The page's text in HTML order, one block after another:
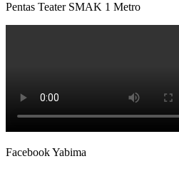
Pentas Teater SMAK 1 Metro
Facebook Yabima